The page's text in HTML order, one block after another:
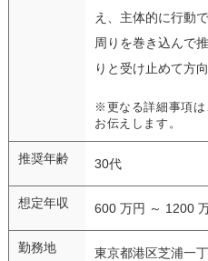
え、主体的に行動
周りを巻き込んで
りと受け止めて方
※更なる詳細事項は
お伝えします。
推奨年齢 30代
想定年収 600 万円 ～ 1200
勤務地
東京都港区芝浦一